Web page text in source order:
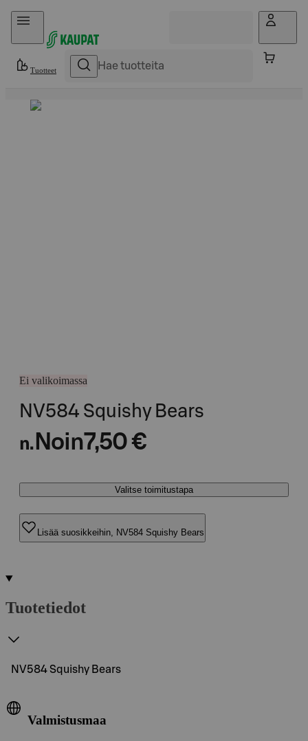
Hyppää sisältöön
Tuotteet
Ei valikoimassa
NV584 Squishy Bears
n. Noin7,50 €
Valitse toimitustapa
Lisää suosikkeihin, NV584 Squishy Bears
Tuotetiedot
NV584 Squishy Bears
Valmistusmaa